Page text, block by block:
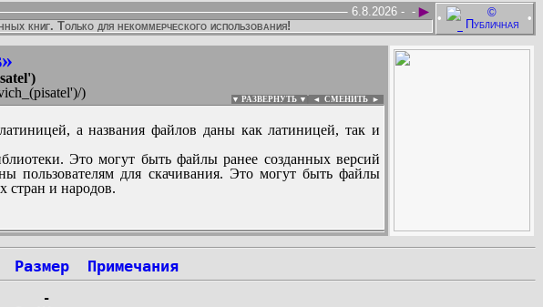
• •
►
-
6.8.2026 -
книг. Только для некоммерческого использования!
)
▼ РАЗВЕРНУТЬ ▼ ◄ СМЕНИТЬ ►
а названия файлов даны как латиницей, так и
Это могут быть файлы ранее созданных версий
пользователям для скачивания. Это могут быть файлы
стран и народов.
:
Размер
Примечания